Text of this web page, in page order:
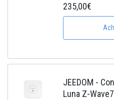
235,00€
JEEDOM -
Luna Z-